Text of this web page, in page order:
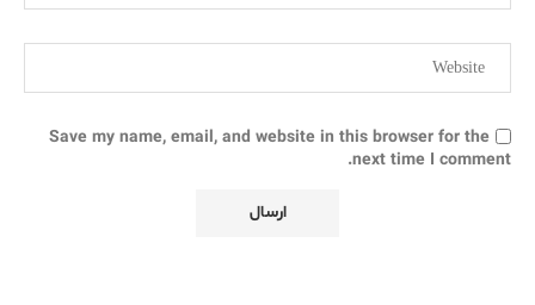
Save my name, email, and website in this browser for the
next time I comment.